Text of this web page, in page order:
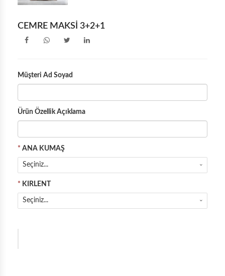
KÖŞE İKİLİ YATAKLI
CEMRE MAKSİ 3+2+1
Müşteri Ad Soyad
Ürün Özellik Açıklama
* ANA KUMAŞ
Seçiniz...
* KIRLENT
Seçiniz...